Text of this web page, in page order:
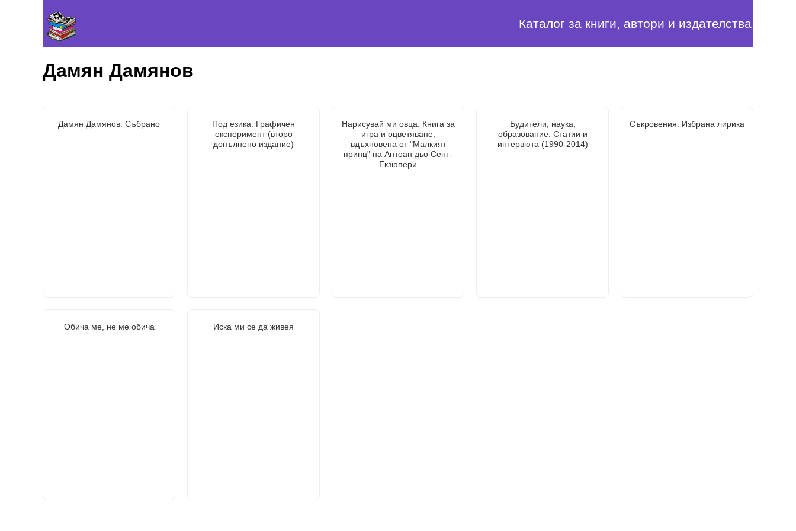
Каталог за книги, автори и издателства
Дамян Дамянов
Дамян Дамянов. Събрано
Под езика. Графичен
експеримент (второ
допълнено издание)
Нарисувай ми овца. Книга за
игра и оцветяване,
вдъхновена от "Малкият
принц" на Антоан дьо Сент-
Екзюпери
Будители, наука,
образование. Статии и
интервюта (1990-2014)
Съкровения. Избрана лирика
Обича ме, не ме обича Иска ми се да живея